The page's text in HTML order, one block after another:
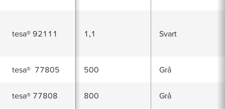
tesa® 92111 1,1 Svart
tesa® 77805 500 Grå
tesa® 77808 800 Grå